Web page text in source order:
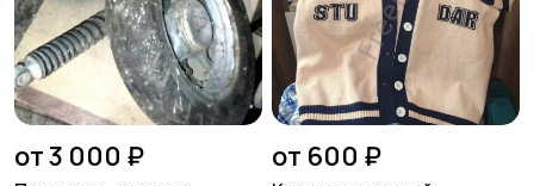
Хобби и развлечения Животные
от 3 000 ₽ от 600 ₽